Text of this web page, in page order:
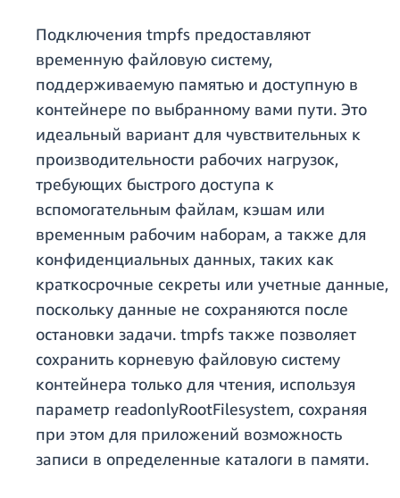
Подключения tmpfs предоставляют
временную файловую систему,
поддерживаемую памятью и доступную в
контейнере по выбранному вами пути. Это
идеальный вариант для чувствительных к
производительности рабочих нагрузок,
требующих быстрого доступа к
вспомогательным файлам, кэшам или
временным рабочим наборам, а также для
конфиденциальных данных, таких как
краткосрочные секреты или учетные данные,
поскольку данные не сохраняются после
остановки задачи. tmpfs также позволяет
сохранить корневую файловую систему
контейнера только для чтения, используя
параметр readonlyRootFilesystem, сохраняя
при этом для приложений возможность
записи в определенные каталоги в памяти.